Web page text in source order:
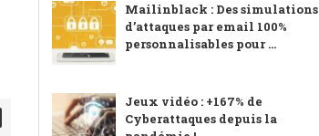
Mailinblack : Des simulations
d’attaques par email 100%
personnalisables pour ...
Jeux vidéo : +167% de
Cyberattaques depuis la